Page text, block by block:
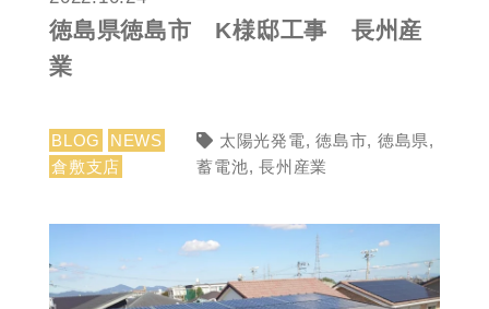
徳島県徳島市 K様邸工事 長州産
業
BLOG
NEWS
倉敷支店
太陽光発電,徳島市, 徳島県,
蓄電池,長州産業